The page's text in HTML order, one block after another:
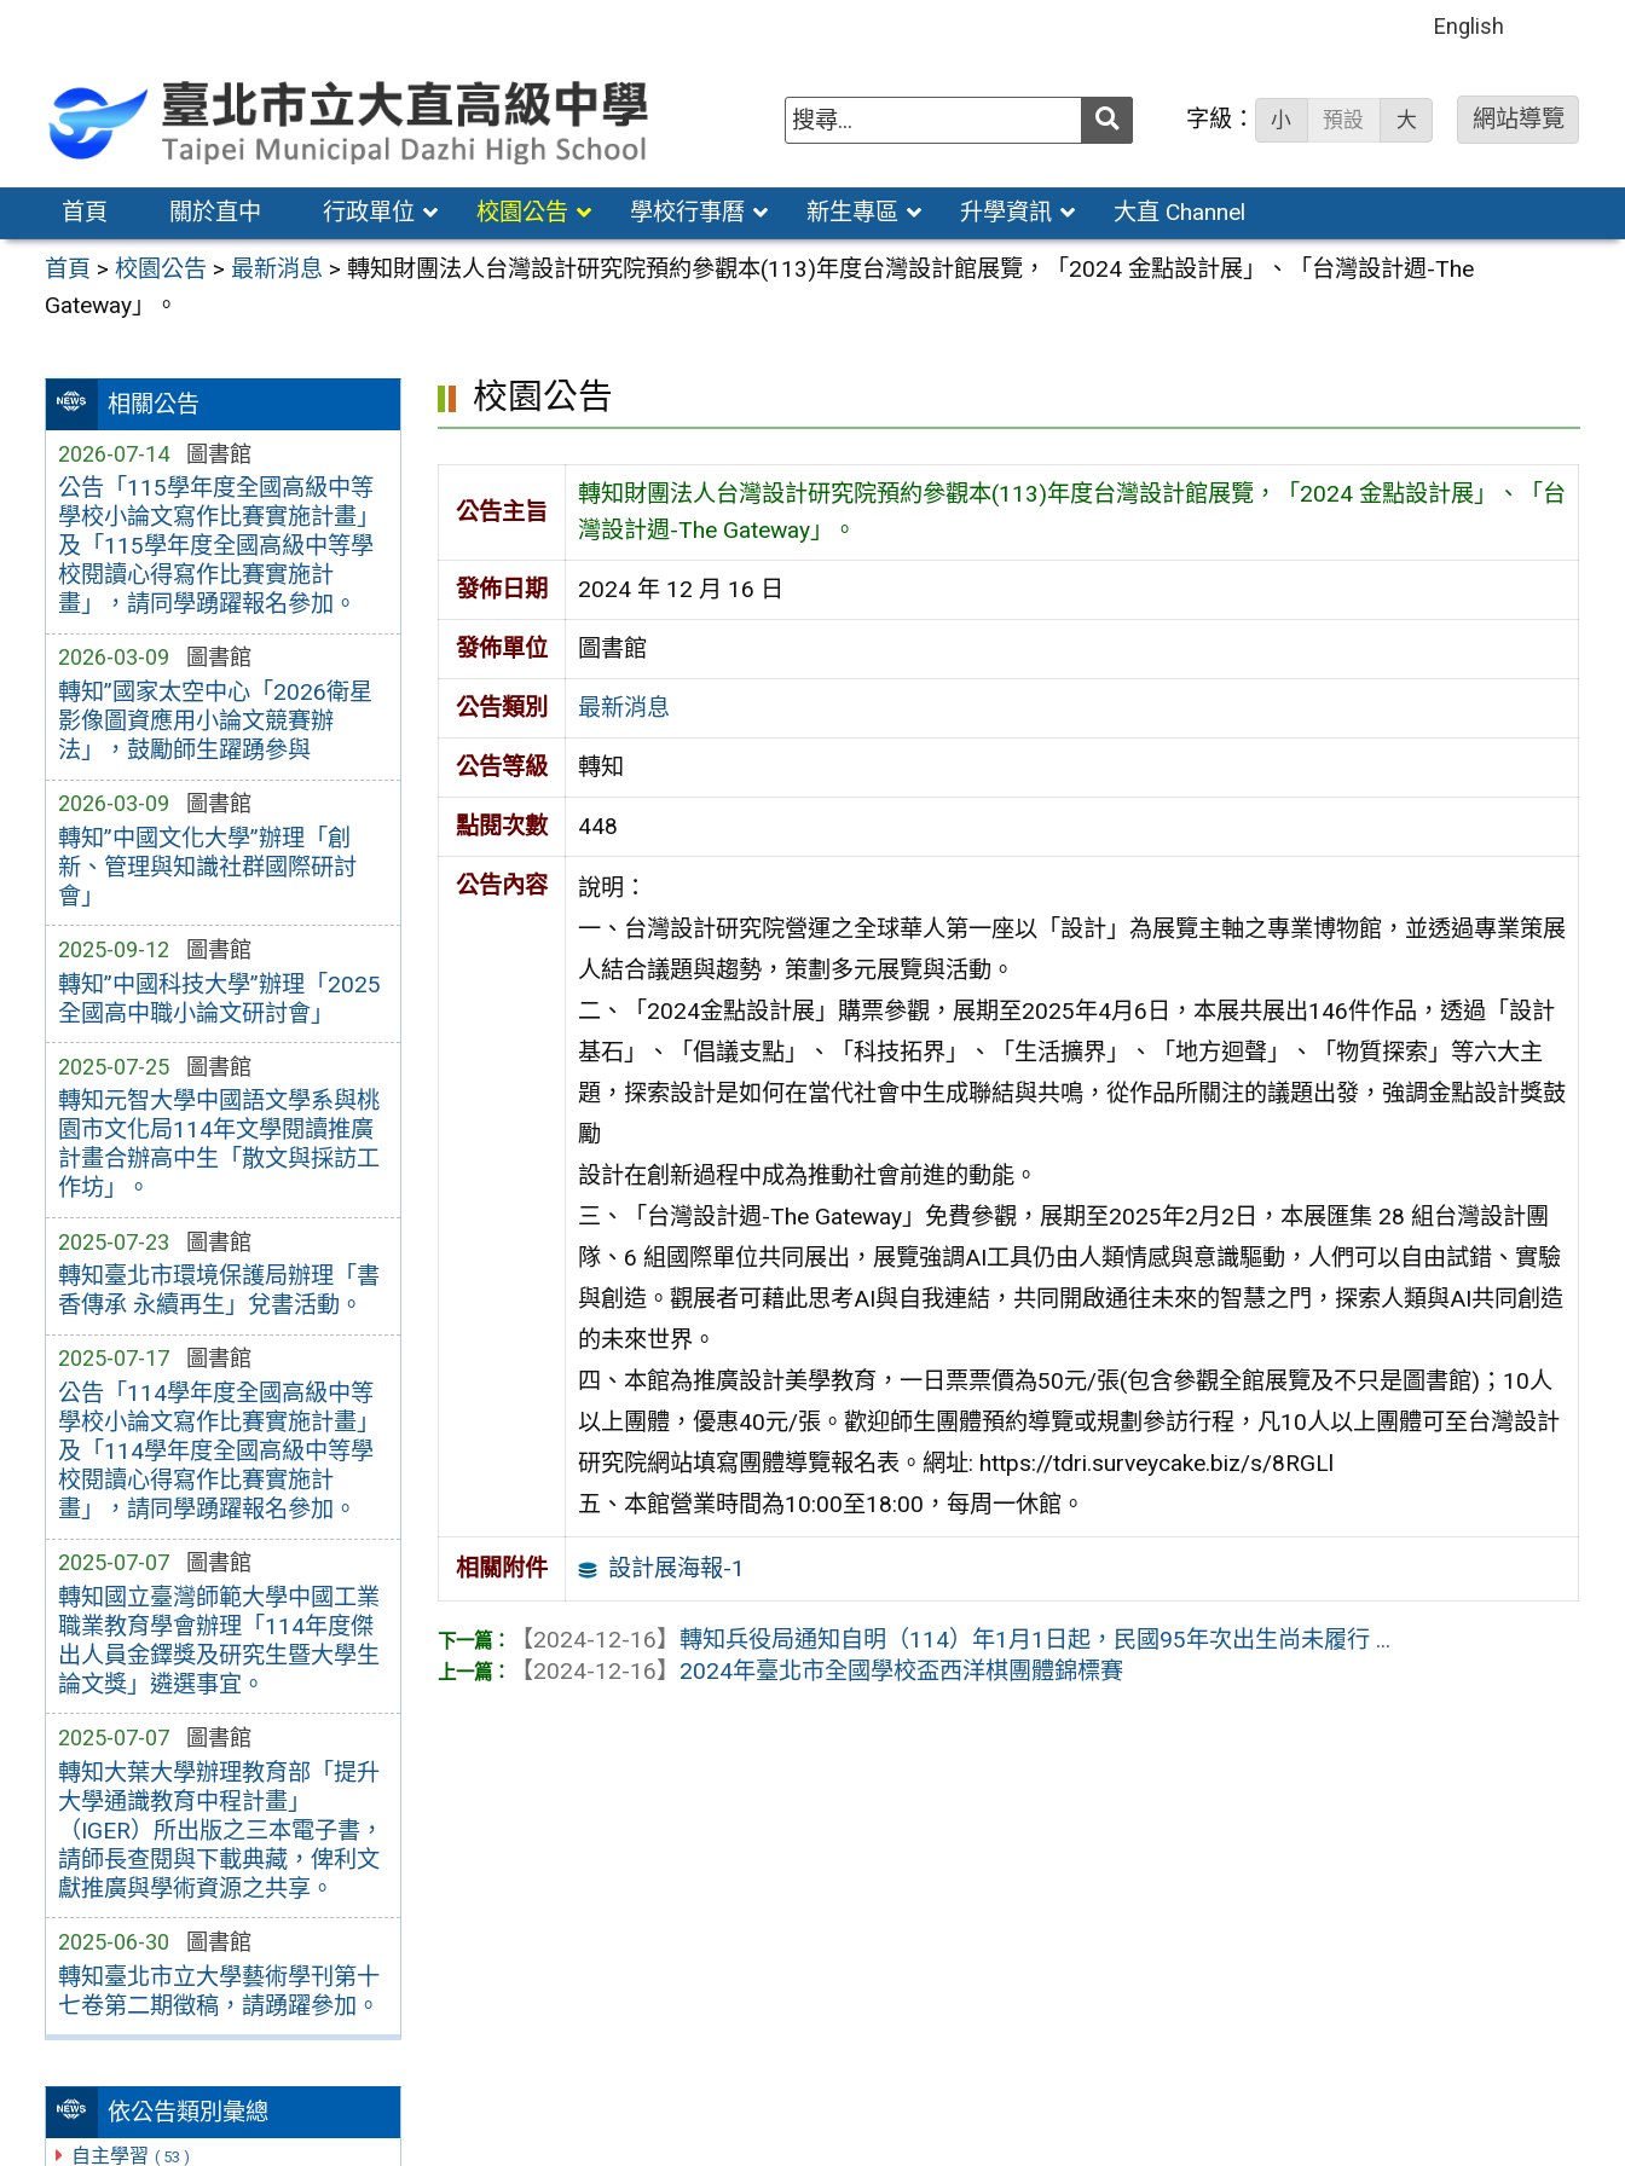
區
English
送出 字級： 小 預設 大 網站導覽
首頁 關於直中 行政單位 校園公告 學校行事曆 新生專區 升學資訊 大直 Channel
首頁 >校園公告 > 最新消息 >轉知財團法人台灣設計研究院預約參觀本(113)年度台灣設計館展覽，「2024 金點設計展」、「台灣設計週-The
Gateway」。
相關公告
2026-07-14 圖書館
公告「115學年度全國高級中等
學校小論文寫作比賽實施計畫」
及「115學年度全國高級中等學
校閱讀心得寫作比賽實施計
畫」，請同學踴躍報名參加。
2026-03-09 圖書館
轉知”國家太空中心「2026衛星
影像圖資應用小論文競賽辦
法」，鼓勵師生躍踴參與
2026-03-09 圖書館
轉知”中國文化大學”辦理「創
新、管理與知識社群國際研討
會」
2025-09-12 圖書館
轉知”中國科技大學”辦理「2025
全國高中職小論文研討會」
2025-07-25 圖書館
轉知元智大學中國語文學系與桃
園市文化局114年文學閱讀推廣
計畫合辦高中生「散文與採訪工
作坊」。
2025-07-23 圖書館
轉知臺北市環境保護局辦理「書
香傳承 永續再生」兌書活動。
2025-07-17 圖書館
公告「114學年度全國高級中等
學校小論文寫作比賽實施計畫」
及「114學年度全國高級中等學
校閱讀心得寫作比賽實施計
畫」，請同學踴躍報名參加。
2025-07-07 圖書館
轉知國立臺灣師範大學中國工業
職業教育學會辦理「114年度傑
出人員金鐸獎及研究生暨大學生
論文獎」遴選事宜。
2025-07-07 圖書館
轉知大葉大學辦理教育部「提升
大學通識教育中程計畫」
（IGER）所出版之三本電子書，
請師長查閱與下載典藏，俾利文
獻推廣與學術資源之共享。
2025-06-30 圖書館
轉知臺北市立大學藝術學刊第十
七卷第二期徵稿，請踴躍參加。
依公告類別彙總
自主學習 ( 53 )
校園公告
公告主旨
轉知財團法人台灣設計研究院預約參觀本(113)年度台灣設計館展覽，「2024 金點設計展」、「台
灣設計週-The Gateway」。
發佈日期 2024 年 12 月 16 日
發佈單位 圖書館
公告類別 最新消息
公告等級 轉知
點閱次數 448
公告內容
說明：
一、台灣設計研究院營運之全球華人第一座以「設計」為展覽主軸之專業博物館，並透過專業策展
人結合議題與趨勢，策劃多元展覽與活動。
二、「2024金點設計展」購票參觀，展期至2025年4月6日，本展共展出146件作品，透過「設計
基石」、「倡議支點」、「科技拓界」、「生活擴界」、「地方迴聲」、「物質探索」等六大主
題，探索設計是如何在當代社會中生成聯結與共鳴，從作品所關注的議題出發，強調金點設計獎鼓
勵
設計在創新過程中成為推動社會前進的動能。
三、「台灣設計週-The Gateway」免費參觀，展期至2025年2月2日，本展匯集 28 組台灣設計團
隊、6 組國際單位共同展出，展覽強調AI工具仍由人類情感與意識驅動，人們可以自由試錯、實驗
與創造。觀展者可藉此思考AI與自我連結，共同開啟通往未來的智慧之門，探索人類與AI共同創造
的未來世界。
四、本館為推廣設計美學教育，一日票票價為50元/張(包含參觀全館展覽及不只是圖書館)；10人
以上團體，優惠40元/張。歡迎師生團體預約導覽或規劃參訪行程，凡10人以上團體可至台灣設計
研究院網站填寫團體導覽報名表。網址: https://tdri.surveycake.biz/s/8RGLl
五、本館營業時間為10:00至18:00，每周一休館。
相關附件 設計展海報-1
【2024-12-16】轉知兵役局通知自明（114）年1月1日起，民國95年次出生尚未履行 ...
【2024-12-16】 2024年臺北市全國學校盃西洋棋團體錦標賽